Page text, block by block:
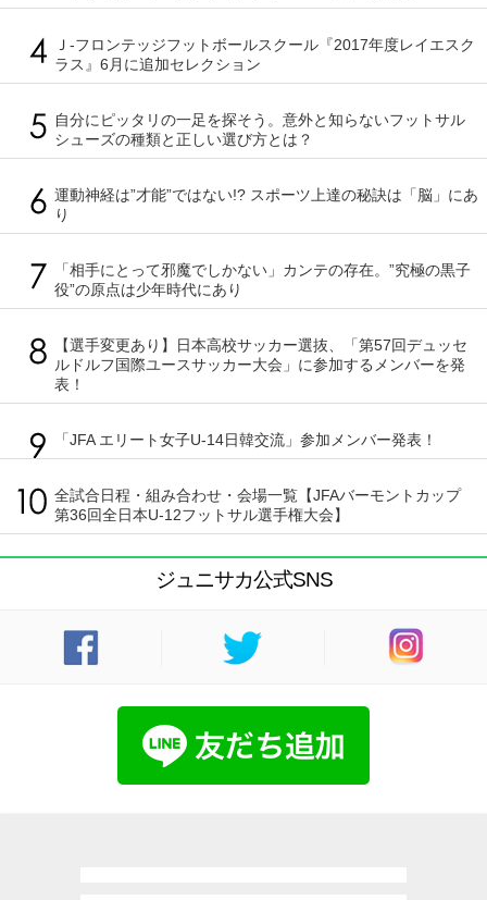
Ｊ-フロンテッジフットボールスクール『2017年度レイエスク
ラス』6月に追加セレクション
自分にピッタリの一足を探そう。意外と知らないフットサル
シューズの種類と正しい選び方とは？
運動神経は”才能”ではない!? スポーツ上達の秘訣は「脳」にあ
り
「相手にとって邪魔でしかない」カンテの存在。”究極の黒子
役”の原点は少年時代にあり
【選手変更あり】日本高校サッカー選抜、「第57回デュッセ
ルドルフ国際ユースサッカー大会」に参加するメンバーを発
表！
「JFA エリート女子U-14日韓交流」参加メンバー発表！
全試合日程・組み合わせ・会場一覧【JFAバーモントカップ
第36回全日本U-12フットサル選手権大会】
ジュニサカ公式SNS